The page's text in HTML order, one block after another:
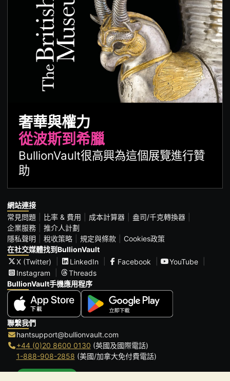
奢華與權力
從波斯到希臘
BullionVault很高興為這個展覽進行贊
助
網站連接
常見問題
比率 & 費用 成本計算器
盎司/千克轉換器
企業服務
推介人計劃
隱私聲明
稅收策略 規定與條款
Cookies政策
在社交媒體找到BullionVault
X (Twitter)
LinkedIn Facebook
YouTube
Instagram
Threads
BullionVault手機應用程序
聯繫我們
hantsupport@bullionvault.com
+44 (0)20 8600 0130 (英國及國際電話)
1-888-908-2858 (美國/加拿大免付費電話)